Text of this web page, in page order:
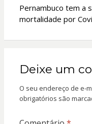
Pernambuco tem a
mortalidade por
Deixe um
O seu endereço de e-
obrigatórios são